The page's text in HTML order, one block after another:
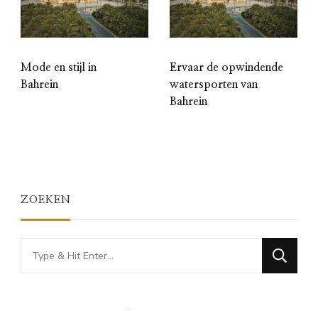
Mode en stijl in
Bahrein
Ervaar de opwindende
watersporten van
Bahrein
ZOEKEN
Looking
for